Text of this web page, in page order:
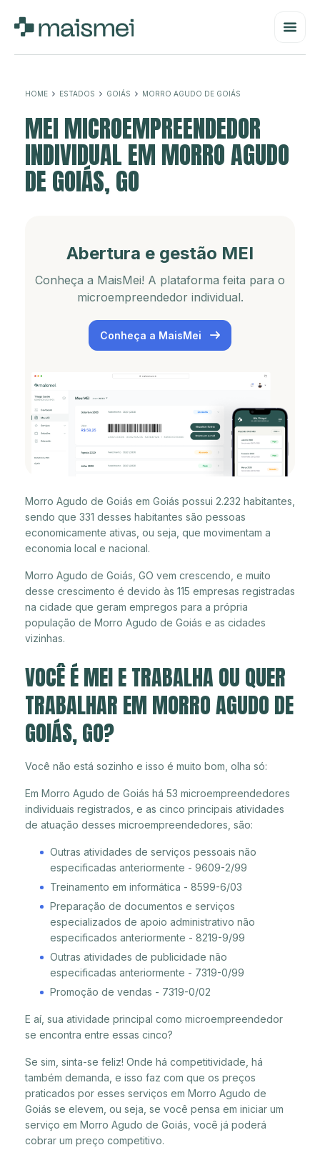
HOME ESTADOS GOIÁS MORRO AGUDO DE GOIÁS
MEI MICROEMPREENDEDOR
INDIVIDUAL EM MORRO AGUDO
DE GOIÁS, GO
Abertura e gestão MEI
Conheça a MaisMei! A plataforma feita para o
microempreendedor individual.
Conheça a MaisMei
Morro Agudo de Goiás em Goiás possui 2.232 habitantes,
sendo que 331 desses habitantes são pessoas
economicamente ativas, ou seja, que movimentam a
economia local e nacional.
Morro Agudo de Goiás, GO vem crescendo, e muito
desse crescimento é devido às 115 empresas registradas
na cidade que geram empregos para a própria
população de Morro Agudo de Goiás e as cidades
vizinhas.
VOCÊ É MEI E TRABALHA OU QUER
TRABALHAR EM MORRO AGUDO DE
GOIÁS, GO?
Você não está sozinho e isso é muito bom, olha só:
Em Morro Agudo de Goiás há 53 microempreendedores
individuais registrados, e as cinco principais atividades
de atuação desses microempreendedores, são:
Outras atividades de serviços pessoais não
especificadas anteriormente - 9609-2/99
Treinamento em informática - 8599-6/03
Preparação de documentos e serviços
especializados de apoio administrativo não
especificados anteriormente - 8219-9/99
Outras atividades de publicidade não
especificadas anteriormente - 7319-0/99
Promoção de vendas - 7319-0/02
E aí, sua atividade principal como microempreendedor
se encontra entre essas cinco?
Se sim, sinta-se feliz! Onde há competitividade, há
também demanda, e isso faz com que os preços
praticados por esses serviços em Morro Agudo de
Goiás se elevem, ou seja, se você pensa em iniciar um
serviço em Morro Agudo de Goiás, você já poderá
cobrar um preço competitivo.